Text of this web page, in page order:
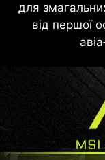
для
від першої